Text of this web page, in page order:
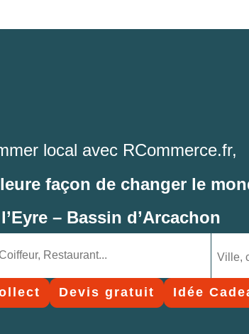
local avec RCommerce.fr,
façon de changer le
– Bassin d’Arcachon
Devis gratuit Idée